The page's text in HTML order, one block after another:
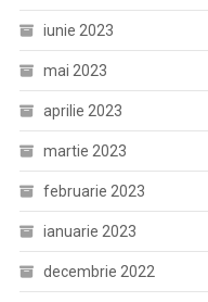
iunie 2023
mai 2023
aprilie 2023
martie 2023
februarie 2023
ianuarie 2023
decembrie 2022